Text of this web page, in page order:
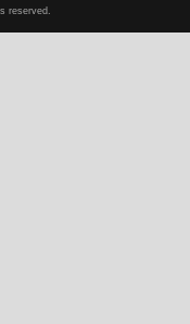
reserved.